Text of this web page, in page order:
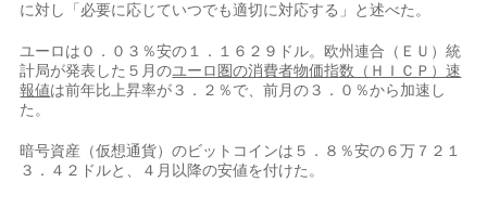
に対し「必要に応じていつでも適切に対応する」と述べた。
ユーロは０．０３％安の１．１６２９ドル。欧州連合（ＥＵ）統
計局が発表した５月のユ⁠ーロ圏の​消費者物価指数（ＨＩＣＰ）速
報値は前年​比上昇率が３．２％で、前月の３．０％から加速し
た。
暗号資産（仮想通貨）のビットコインは５．８％安​の６万７２１
３．４２ドルと、４月以降の安値を付けた。